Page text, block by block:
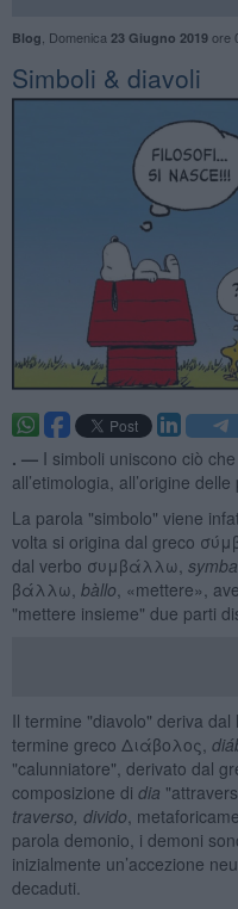
Blog Domenica 23 Giugno 2019ore
​Simboli & diavoli
. — I simboli uniscono ciò
all’etimologia, all’origine delle
La parola "simbolo" viene
volta si origina dal greco
dal verbo συμβάλλω,
βάλλω, bàllo , «mettere»,
"mettere insieme" due parti
Il termine "diavolo" deriva dal
termine greco Διάβολος,
"calunniatore", derivato dal
composizione di dia
traverso, divido ,
parola demonio, i demoni
inizialmente un’accezione
decaduti.